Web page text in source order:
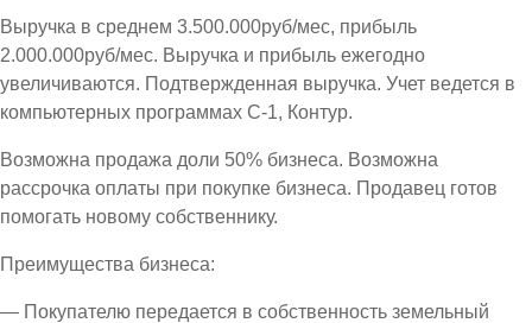
Выручка в среднем 3.500.000руб/мес, прибыль
2.000.000руб/мес. Выручка и прибыль ежегодно
увеличиваются. Подтвержденная выручка. Учет ведется в
компьютерных программах С-1, Контур.
Возможна продажа доли 50% бизнеса. Возможна
рассрочка оплаты при покупке бизнеса. Продавец готов
помогать новому собственнику.
Преимущества бизнеса:
— Покупателю передается в собственность земельный